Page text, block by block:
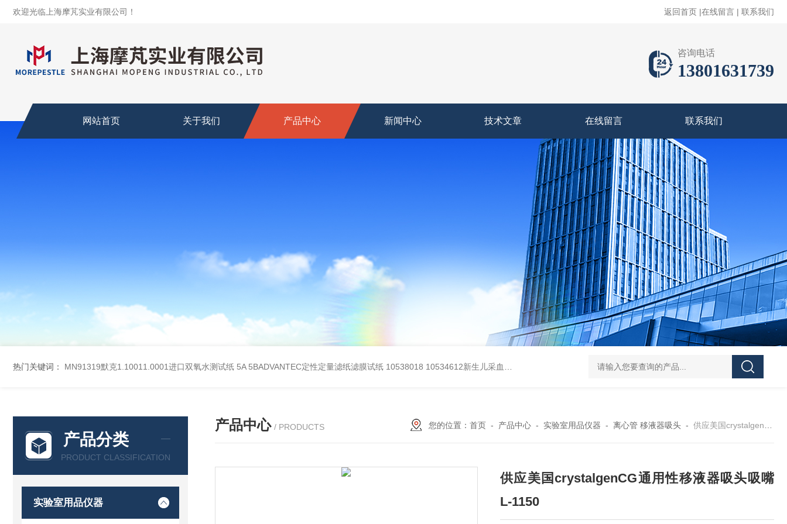
欢迎光临上海摩芃实业有限公司！ 返回首页 |在线留言 | 联系我们
咨询电话
13801631739
网站首页 关于我们 产品中心 新闻中心 技术文章 在线留言 联系我们
热门关键词： MN91319默克1.10011.0001进口双氧水测试纸 5A 5BADVANTEC定性定量滤纸滤膜试纸 10538018 10534612新生儿采血纸 3119-0050无菌339652 23-2263赛默飞离心管 UFC903096 MAP001
产品分类
PRODUCT CLASSIFICATION
实验室用品仪器
产品中心 / PRODUCTS 您的位置： 首页- 产品中心- 实验室用品仪器 - 离心管 移液器吸头- 供应美国crystalgenCG通用性移液器吸头吸嘴L-1150
供应美国crystalgenCG通用性移液器吸头吸嘴
L-1150